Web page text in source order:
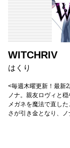
WITCHRIV
はくり
<毎週木曜更新！最新
ノナ。親友ロヴィと
メガネを魔法で直し
さが引き金となり、